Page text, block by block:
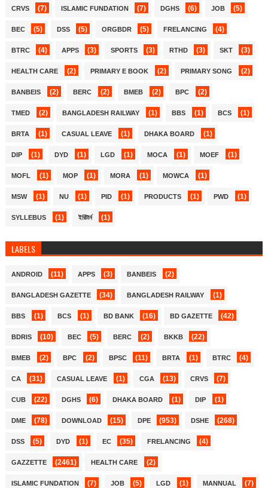
CRVS (7) ISLAMIC FUNDATION (7) DGHS (6) JOB (5)
BEC (5) DSS (5) ORGBDR (5) FRELANCING (4)
BTRC (4) APPS (3) SPORTS (3) RTHD (3) SKT (3)
HEALTH CARE (2) PRIMARY E BOOK (2) PRIMARY SONG (2)
BANBEIS (2) BERC (2) BMEB (2) BPC (2)
TMED (2) BANGLADESH RAILWAY (1) BBS (1) BCS (1)
BRTA (1) CASUAL LEAVE (1) DHAKA BOARD (1)
DIP (1) DYD (1) LGD (1) MOCA (1) MOEF (1)
MOFL (1) MOP (1) MORA (1) MOWCA (1)
MSW (1) NU (1) PID (1) PRODUCTS (1) PWD (1)
SYLLEBUS (1) ইরিটার্ন (1)
LABELS
ANDROID (11) APPS (3) BANBEIS (2)
BANGLADESH GAZETTE (34) BANGLADESH RAILWAY (1)
BBS (1) BCS (1) BD BANK (16) BD GAZETTE (42)
BDRIS (10) BEC (5) BERC (2) BKKB (22)
BMEB (2) BPC (2) BPSC (11) BRTA (1) BTRC (4)
CA (31) CASUAL LEAVE (1) CGA (13) CRVS (7)
CUB (22) DGHS (6) DHAKA BOARD (1) DIP (1)
DME (78) DOWNLOAD (15) DPE (953) DSHE (268)
DSS (5) DYD (1) EC (35) FRELANCING (4)
GAZZETTE (2461) HEALTH CARE (2)
ISLAMIC FUNDATION (7) JOB (5) LGD (1) MANNUAL (7)